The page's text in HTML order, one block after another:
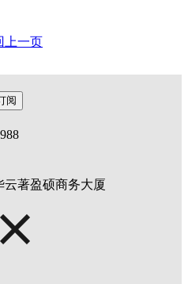
上一页
阅
著盈硕商务大厦